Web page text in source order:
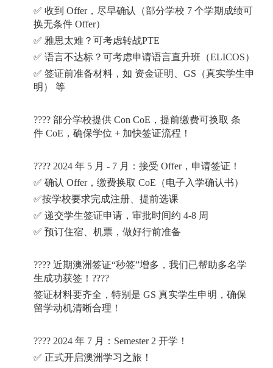
✅ 收到 Offer，尽早确认（部分学校 7 个学期成绩可
换无条件 Offer）
✅ 雅思太难？可考虑转战PTE
✅ 语言不达标？可考虑申请语言直升班（ELICOS）
✅ 签证前准备材料，如 资金证明、 GS （真实学生申
明）
等
???? 部分学校提供 Con CoE ，提前缴费可换取 条
件 CoE ，确保学位 + 加快签证流程！
???? 2024 年 5 月 - 7 月：接受 Offer，申请签证！
✅ 确认 Offer，缴费换取 CoE （电子入学确认书）
✅按学校要求完成注册、提前选课
✅ 递交学生签证申请，审批时间约 4-8 周
✅ 预订住宿、机票，做好行前准备
???? 近期澳洲签证“秒签”增多，我们已帮助多名学
生成功获签！ ????
签证材料要齐全，特别是 GS 真实学生申明，确保
留学动机清晰合理！
???? 2024 年 7 月： Semester 2 开学！
✅ 正式开启澳洲学习之旅！